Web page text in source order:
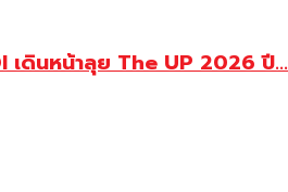
ดินหน้าลุย The UP 2026 ปี...